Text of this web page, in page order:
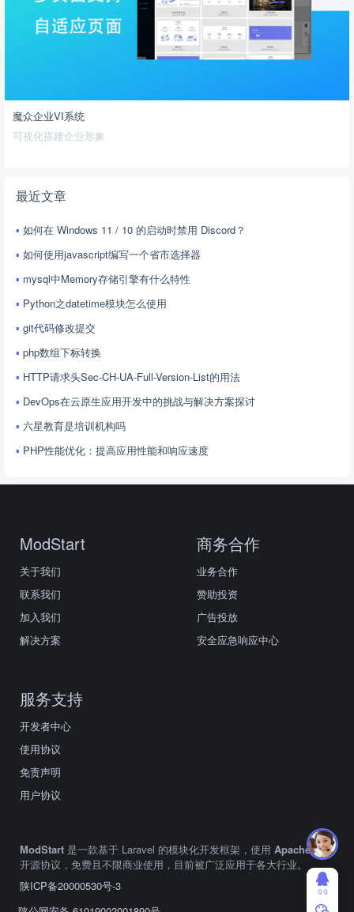
魔众企业VI系统
可视化搭建企业形象
最近文章
如何在 Windows 11 / 10 的启动时禁用 Discord？
如何使用javascript编写一个省市选择器
mysql中Memory存储引擎有什么特性
Python之datetime模块怎么使用
git代码修改提交
php数组下标转换
HTTP请求头Sec-CH-UA-Full-Version-List的用法
DevOps在云原生应用开发中的挑战与解决方案探讨
六星教育是培训机构吗
PHP性能优化：提高应用性能和响应速度
ModStart
关于我们
联系我们
加入我们
解决方案
商务合作
业务合作
赞助投资
广告投放
安全应急响应中心
服务支持
开发者中心
使用协议
免责声明
用户协议
ModStart 是一款基于 Laravel 的模块化开发框架，使用 Apache2.0
开源协议，免费且不限商业使用，目前被广泛应用于各大行业。
陕ICP备20000530号-3
ＱＱ